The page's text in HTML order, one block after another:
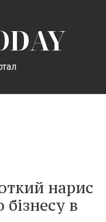
нарис
бізнесу в